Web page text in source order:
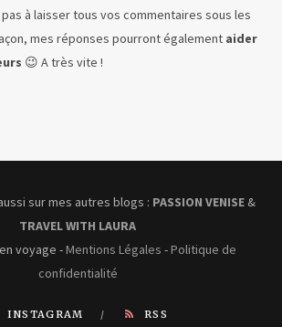
à laisser tous vos commentaires sous les
mes réponses pourront également aider
😉 A très vite !
sur mes autres blogs : PASSION VENISE &
TRAVEL WITH LAURA
voyage -Mentions Légales -Politique de
confidentialité
INSTAGRAM RSS